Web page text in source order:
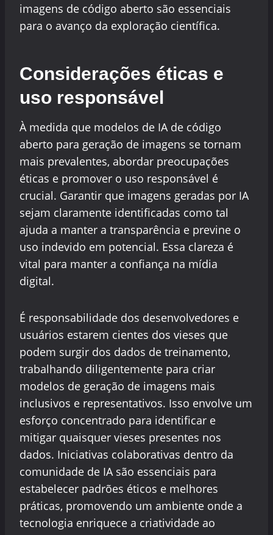
imagens de código aberto são essenciais
para o avanço da exploração científica.
Considerações éticas e
uso responsável
À medida que modelos de IA de código
aberto para geração de imagens se tornam
mais prevalentes, abordar preocupações
éticas e promover o uso responsável é
crucial. Garantir que imagens geradas por IA
sejam claramente identificadas como tal
ajuda a manter a transparência e previne o
uso indevido em potencial. Essa clareza é
vital para manter a confiança na mídia
digital.
É responsabilidade dos desenvolvedores e
usuários estarem cientes dos vieses que
podem surgir dos dados de treinamento,
trabalhando diligentemente para criar
modelos de geração de imagens mais
inclusivos e representativos. Isso envolve um
esforço concentrado para identificar e
mitigar quaisquer vieses presentes nos
dados. Iniciativas colaborativas dentro da
comunidade de IA são essenciais para
estabelecer padrões éticos e melhores
práticas, promovendo um ambiente onde a
tecnologia enriquece a criatividade ao